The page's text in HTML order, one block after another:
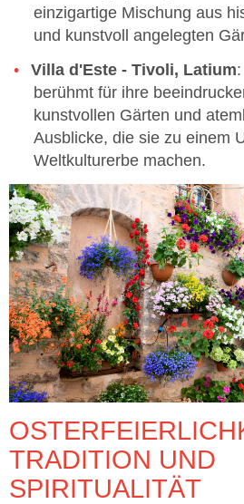
einzigartige Mischung aus
und kunstvoll angelegten
Villa d'Este - Tivoli, Latium
berühmt für ihre
kunstvollen Gärten und
Ausblicke, die sie zu einem
Weltkulturerbe machen.
TRADITION UND
SPIRITUALITÄT